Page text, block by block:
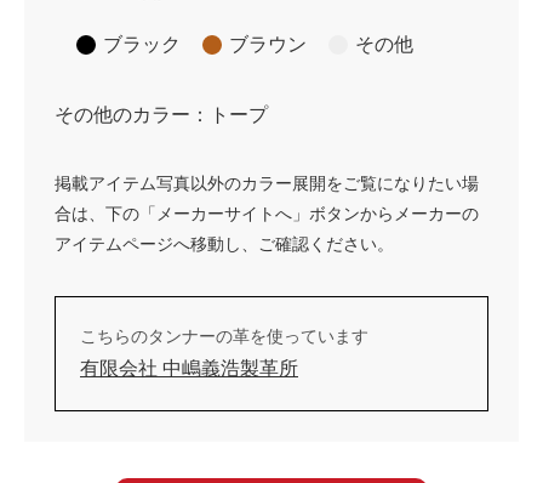
ブラック ブラウン その他
その他のカラー：トープ
掲載アイテム写真以外のカラー展開をご覧になりたい場
合は、下の「メーカーサイトへ」ボタンからメーカーの
アイテムページへ移動し、ご確認ください。
こちらのタンナーの革を使っています
有限会社 中嶋義浩製革所